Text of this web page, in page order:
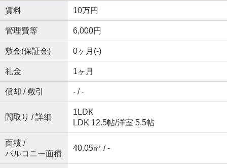
賃料 10万円
管理費等 6,000円
敷金(保証金) 0ヶ月(-)
礼金 1ヶ月
償却 / 敷引 - / -
間取り / 詳細
1LDK
LDK 12.5帖/洋室 5.5帖
面積 /
バルコニー面積
40.05㎡ / -